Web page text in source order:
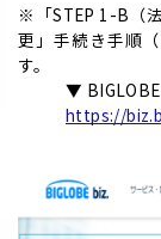
※「STEP 1-B（
更」手続き手順
す。
▼
https://